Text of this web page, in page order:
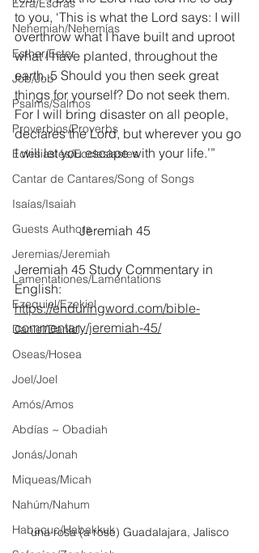
Ezra/Esdras
Nehemiah/Nehemías
Esther/Ester
Job/Job
Psalms/Salmos
Proverbios/Proverbs
Eclesiastés/Ecclesiastes
Cantar de Cantares/Song of Songs
Isaías/Isaiah
Guests Authors
Jeremias/Jeremiah
Lamentationes/Lamentations
Ezequiel/Ezekiel
Daniel/Daniel
Oseas/Hosea
Joel/Joel
Amós/Amos
Abdías ~ Obadiah
Jonás/Jonah
Miqueas/Micah
Nahúm/Nahum
Habacuc/Habakkuk
to you, ‘This is what the Lord says: I will
overthrow what I have built and uproot
what I have planted, throughout the
earth. 5 Should you then seek great
things for yourself? Do not seek them.
For I will bring disaster on all people,
declares the Lord, but wherever you go
I will let you escape with your life.’”
		Jeremiah 45
Jeremiah 45 Study Commentary in
English:
https://enduringword.com/bible-
commentary/jeremiah-45/
una rosa (a rose) Guadalajara, Jalisco